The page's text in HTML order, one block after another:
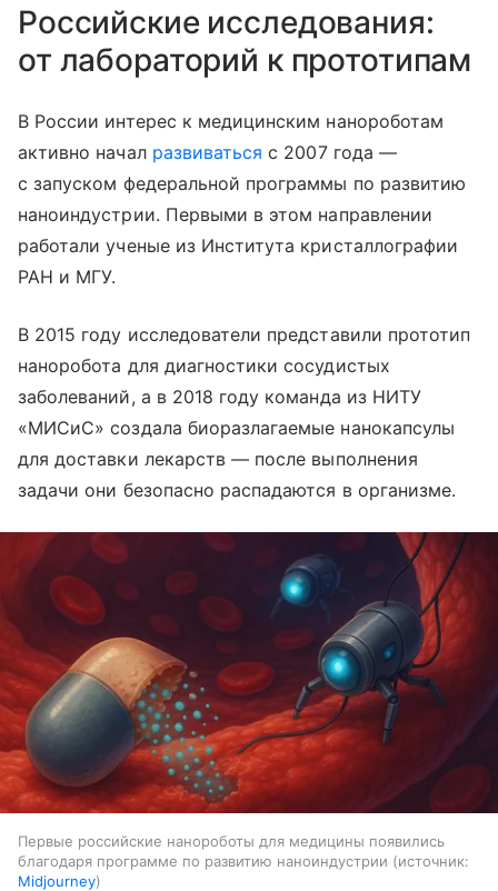
Российские исследования:
от лабораторий к прототипам
В России интерес к медицинским нанороботам
активно начал развиваться с 2007 года —
с запуском федеральной программы по развитию
наноиндустрии. Первыми в этом направлении
работали ученые из Института кристаллографии
РАН и МГУ.
В 2015 году исследователи представили прототип
наноробота для диагностики сосудистых
заболеваний, а в 2018 году команда из НИТУ
«МИСиС» создала биоразлагаемые нанокапсулы
для доставки лекарств — после выполнения
задачи они безопасно распадаются в организме.
Первые российские нанороботы для медицины появились
благодаря программе по развитию наноиндустрии
источник:
Midjourney